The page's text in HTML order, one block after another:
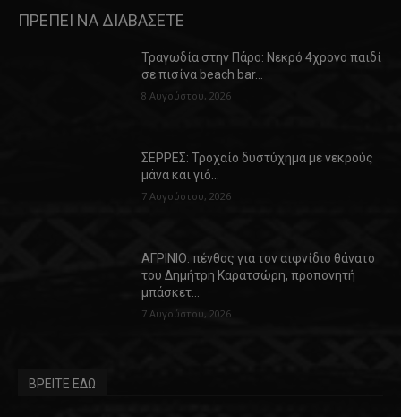
ΠΡΕΠΕΙ ΝΑ ΔΙΑΒΑΣΕΤΕ
Τραγωδία στην Πάρο: Νεκρό 4χρονο παιδί
σε πισίνα beach bar…
8 Αυγούστου, 2026
ΣΕΡΡΕΣ: Τροχαίο δυστύχημα με νεκρούς
μάνα και γιό…
7 Αυγούστου, 2026
ΑΓΡΙΝΙΟ: πένθος για τον αιφνίδιο θάνατο
του Δημήτρη Καρατσώρη, προπονητή
μπάσκετ…
7 Αυγούστου, 2026
ΒΡΕΙΤΕ ΕΔΩ